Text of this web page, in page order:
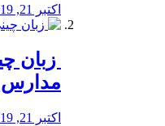
اکتبر 21, 2019
زبان
مدارس
اکتبر 21, 2019